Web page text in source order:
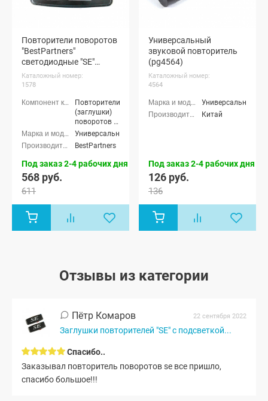
Повторители поворотов
"BestPartners"
светодиодные "SE"
(желтые) (pg1578)
Каталожный номер:
1578
Повторители
(заглушки)
поворотов в
крылья
Универсальные
BestPartners
Под заказ 2-4 рабочих дня
568 руб.
611
Универсальный
звуковой повторитель
(pg4564)
Каталожный номер:
4564
Универсальные
Китай
Под заказ 2-4 рабочих дня
126 руб.
136
Отзывы из категории
Пётр Комаров 22 сентября 2022
Заглушки повторителей "SE" с подсветкой...
Спасибо..
Заказывал повторитель поворотов se все пришло,
спасибо большое!!!